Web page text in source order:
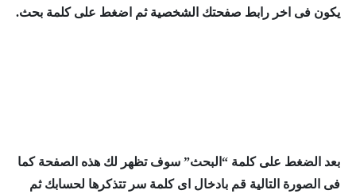
يكون فى اخر رابط صفحتك الشخصية ثم اضغط على كلمة بحث.
بعد الضغط على كلمة “البحث” سوف تظهر لك هذه الصفحة كما
فى الصورة التالية قم بادخال اى كلمة سر تتذكرها لحسابك ثم